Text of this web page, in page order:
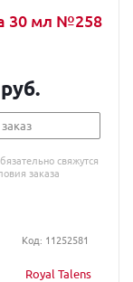
30 мл №258
Royal Talens
свяжутся
заказа
Код: 11252581